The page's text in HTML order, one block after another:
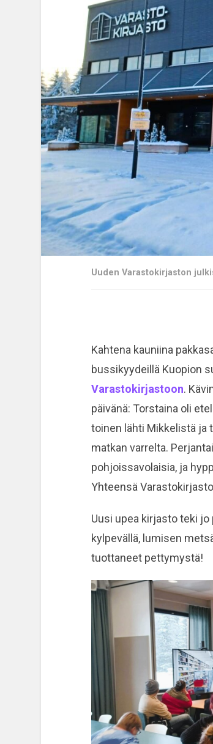
Uuden Varastokirjaston
Kahtena kauniina
bussikyydeillä Kuopion
Varastokirjastoon.
päivänä: Torstaina oli
toinen lähti Mikkelistä ja
matkan varrelta.
pohjoissavolaisia, ja
Yhteensä
Uusi upea kirjasto teki
kylpevällä, lumisen
tuottaneet pettymystä!